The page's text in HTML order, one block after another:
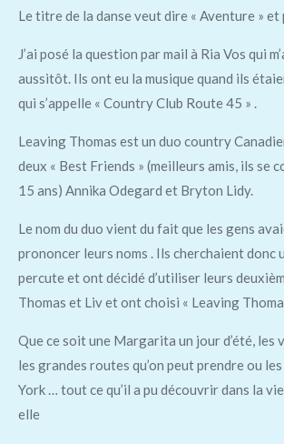
Le titre de la danse veut dire « Aventure » et
J’ai posé la question par mail à Ria Vos qui
aussitôt. Ils ont eu la musique quand ils
qui s’appelle « Country Club Route 45 » .
Leaving Thomas est un duo country
deux « Best Friends » (meilleurs amis, ils se
15 ans) Annika Odegard et Bryton Lidy.
Le nom du duo vient du fait que les gens
prononcer leurs noms . Ils cherchaient donc
percute et ont décidé d’utiliser leurs
Thomas et Liv et ont choisi « Leaving
Que ce soit une Margarita un jour d’été, les
les grandes routes qu’on peut prendre ou
York … tout ce qu’il a pu découvrir dans la
elle